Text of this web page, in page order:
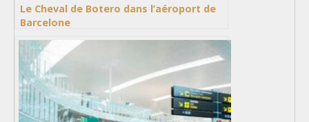
Le Cheval de Botero dans l’aéroport de
Barcelone